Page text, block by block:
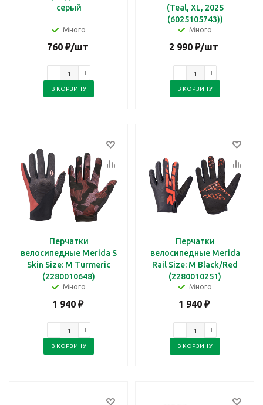
серый
Много
760₽/шт
В КОРЗИНУ
(Teal, XL, 2025
(6025105743))
Много
2 990 ₽/шт
В КОРЗИНУ
Перчатки
велосипедные Merida S
Skin Size: M Turmeric
(2280010648)
Много
1 940₽
В КОРЗИНУ
Перчатки
велосипедные Merida
Rail Size: M Black/Red
(2280010251)
Много
1 940₽
В КОРЗИНУ